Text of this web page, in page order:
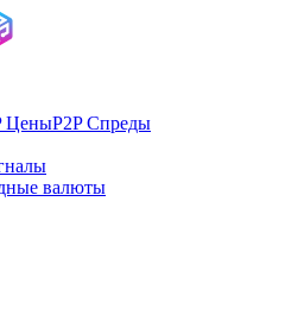
ЦеныP2P Спреды
валюты